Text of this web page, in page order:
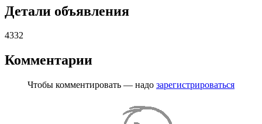
Детали объявления
4332
Комментарии
Чтобы комментировать — надо зарегистрироваться